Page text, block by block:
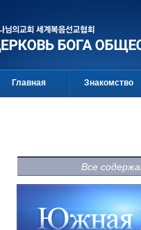
Главная Знакомство
Все